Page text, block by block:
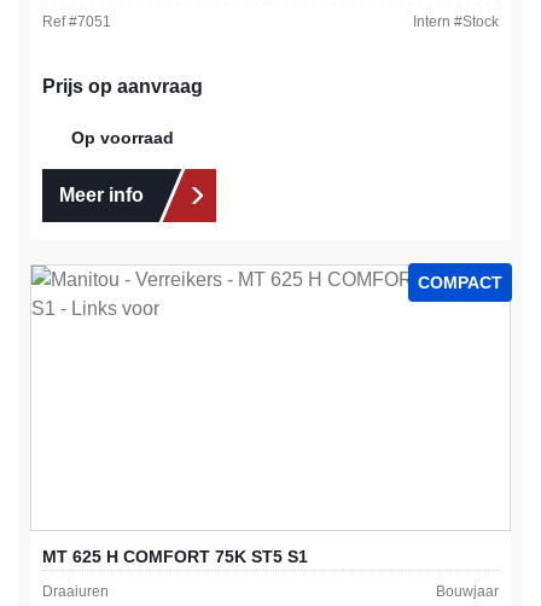
Ref #7051 Intern #Stock
Prijs op aanvraag
Op voorraad
Meer info
COMPACT
MT 625 H COMFORT 75K ST5 S1
Draaiuren
Bouwjaar